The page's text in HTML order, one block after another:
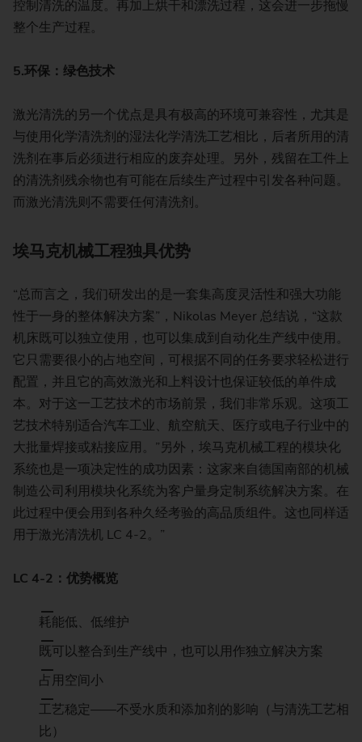
控制清洗的温度。再加上烘干和漂洗过程，这会进一步拖慢
整个生产过程。
5.环保：绿色技术
激光清洗的另一个优点是具有极高的环境可兼容性，尤其是
与使用化学清洗剂的湿法化学清洗工艺相比，后者所用的清
洗剂在事后必须进行相应的废弃处理。另外，残留在工件上
的清洗剂残余物也有可能在后续生产过程中引发各种问题。
而激光清洗则不需要任何清洗剂。
埃马克机械工程独具优势
“总而言之，我们研发出的是一套集高度灵活性和强大功能
性于一身的整体解决方案”，Nikolas Meyer 总结说，“这款
机床既可以独立使用，也可以集成到自动化生产线中使用。
它只需要很小的占地空间，可根据不同的任务要求轻松进行
配置，并且它的高效激光和上料设计也保证较低的单件成
本。对于这一工艺技术的市场前景，我们非常乐观。这项工
艺技术特别适合汽车工业、航空航天、医疗或电子行业中的
大批量焊接或粘接应用。”另外，埃马克机械工程的模块化
系统也是一项决定性的成功因素：这家来自德国南部的机械
制造公司利用模块化系统为客户量身定制系统解决方案。在
此过程中便会用到各种久经考验的高品质组件。这也同样适
用于激光清洗机 LC 4-2。”
LC 4-2 ：优势概览
耗能低、低维护
既可以整合到生产线中，也可以用作独立解决方案
占用空间小
工艺稳定——不受水质和添加剂的影响（与清洗工艺相
比）